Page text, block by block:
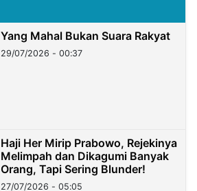
Yang Mahal Bukan Suara Rakyat
29/07/2026 - 00:37
Haji Her Mirip Prabowo, Rejekinya
Melimpah dan Dikagumi Banyak
Orang, Tapi Sering Blunder!
27/07/2026 - 05:05